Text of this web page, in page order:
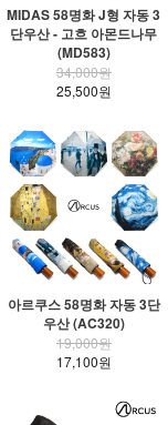
MIDAS 58명화 J형 자동 3
단우산 - 고흐 아몬드나무
(MD583)
34,000원
25,500원
아르쿠스 58명화 자동 3단
우산 (AC320)
19,000원
17,100원